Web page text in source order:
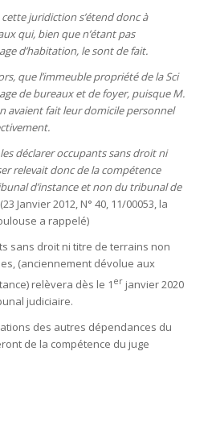
juridiction s’étend donc à
qui, bien que n’étant pas
d’habitation, le sont de fait.
que l’immeuble propriété de la Sci
de bureaux et de foyer, puisque M.
avaient fait leur domicile personnel
déclarer occupants sans droit ni
relevait donc de la compétence
d’instance et non du tribunal de
(23 Janvier 2012, N° 40, 11/00053, la
a rappelé)
sans droit ni titre de terrains non
(anciennement dévolue aux
relèvera dès le 1 erjanvier 2020
judiciaire.
des autres dépendances du
de la compétence du juge